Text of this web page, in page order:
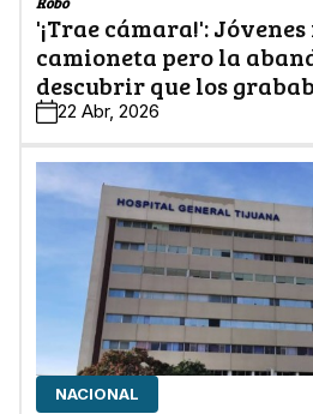
'¡Trae cámara!':
camioneta pero la
descubrir que los
22 Abr, 2026
NACIONAL